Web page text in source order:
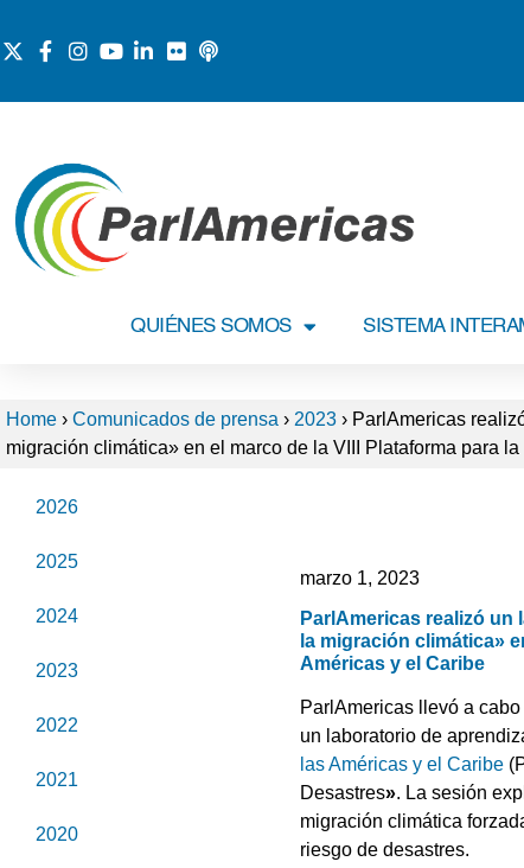
QUIÉNES SOMOS SISTEMA
Home › Comunicados de prensa › 2023 › ParlAmericas
migración climática» en el marco de la VIII Plataforma para
2026
2025
2024
2023
2022
2021
2020
marzo 1, 2023
ParlAmericas realizó
la migración climática»
Américas y el Caribe
ParlAmericas llevó a
un laboratorio de
las Américas y el Caribe
Desastres». La sesión
migración climática
riesgo de desastres.